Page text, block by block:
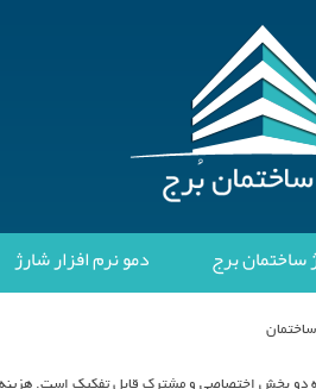
ساختمان برج دمو نرم افزار شارژ
دو بخش اختصاصي و مشترك قابل تفكيك است.